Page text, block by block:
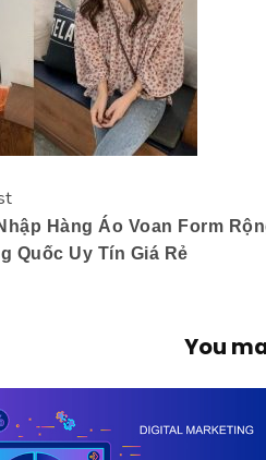
Hàng Áo Voan Form
Quốc Uy Tín Giá Rẻ
You